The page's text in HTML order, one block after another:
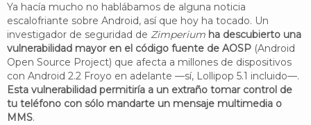
Ya hacía mucho no hablábamos de alguna noticia
escalofriante sobre Android, así que hoy ha tocado. Un
investigador de seguridad de Zimperium ha descubierto una
vulnerabilidad mayor en el código fuente de AOSP (Android
Open Source Project) que afecta a millones de dispositivos
con Android 2.2 Froyo en adelante —sí, Lollipop 5.1 incluido—.
Esta vulnerabilidad permitiría a un extraño tomar control de
tu teléfono con sólo mandarte un mensaje multimedia o
MMS.